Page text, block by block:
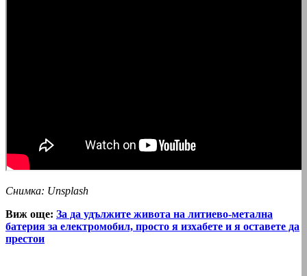
Снимка: Unsplash
Виж още: За да удължите живота на литиево-метална
батерия за електромобил, просто я изхабете и я оставете да
престои